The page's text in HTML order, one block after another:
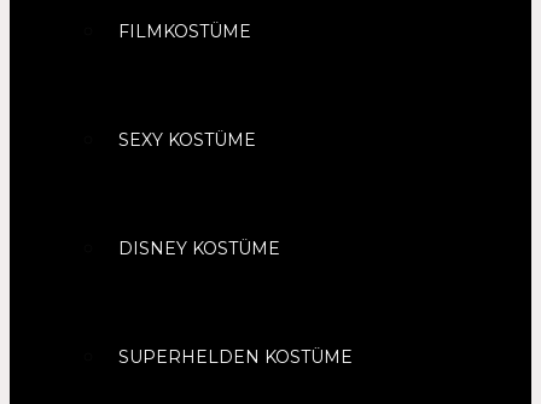
FILMKOSTÜME
SEXY KOSTÜME
DISNEY KOSTÜME
SUPERHELDEN KOSTÜME